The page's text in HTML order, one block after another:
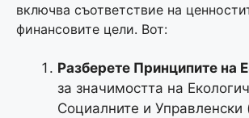
включва съответствие на
финансовите цели. Вот:
Разберете Принципите на
за значимостта на
Социалните и Управленски